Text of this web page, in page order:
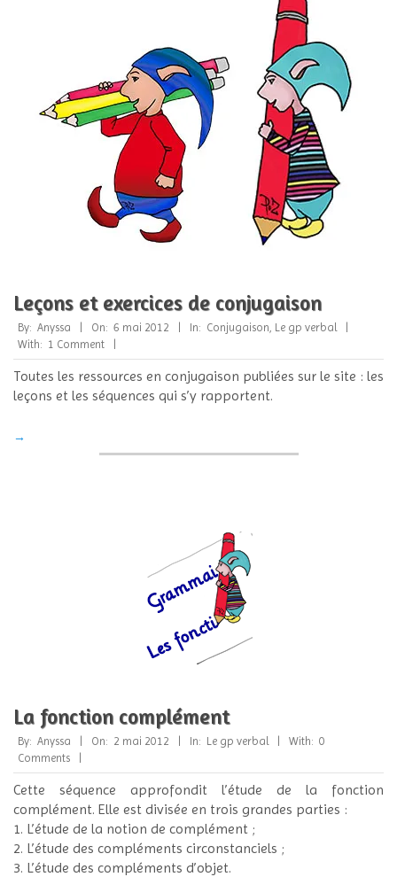
Leçons et exercices de conjugaison
2012-
05-
06
By: Anyssa On: 6 mai 2012 In: Conjugaison, Le gp verbal
With: 1 Comment
Toutes les ressources en conjugaison publiées sur le site : les
leçons et les séquences qui s’y rapportent.
→
La fonction complément
2012-
05-
02
By: Anyssa On: 2 mai 2012 In: Le gp verbal With: 0
Comments
Cette séquence approfondit l’étude de la fonction
complément. Elle est divisée en trois grandes parties :
1. L’étude de la notion de complément ;
2. L’étude des compléments circonstanciels ;
3. L’étude des compléments d’objet.